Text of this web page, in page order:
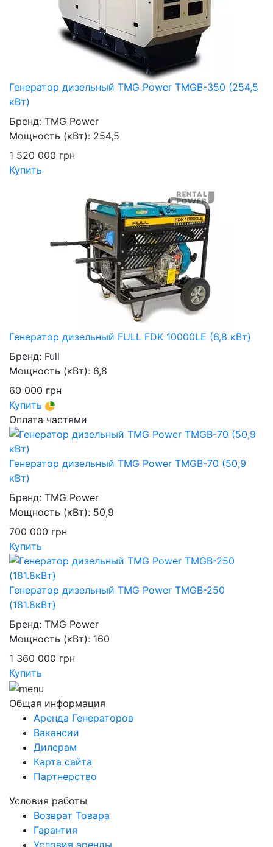
Генератор дизельный TMG Power TMGB-350 (254,5
кВт)
Бренд: TMG Power
Мощность (кВт): 254,5
1 520 000 грн
Купить
Генератор дизельный FULL FDK 10000LE (6,8 кВт)
Бренд: Full
Мощность (кВт): 6,8
60 000 грн
Купить
Оплата частями
Генератор дизельный TMG Power TMGB-70 (50,9
кВт)
Бренд: TMG Power
Мощность (кВт): 50,9
700 000 грн
Купить
Генератор дизельный TMG Power TMGB-250
(181.8кВт)
Бренд: TMG Power
Мощность (кВт): 160
1 360 000 грн
Купить
Общая информация
Аренда Генераторов
Вакансии
Дилерам
Карта сайта
Партнерство
Условия работы
Возврат Товара
Гарантия
Условия аренды